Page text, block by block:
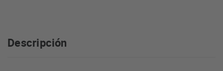
Descripción